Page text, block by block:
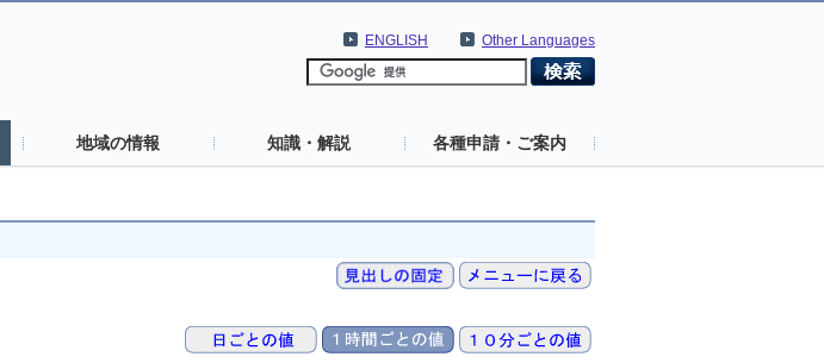
Other Languages
ENGLISH
地域の情報 知識・解説 各種申請・ご案内